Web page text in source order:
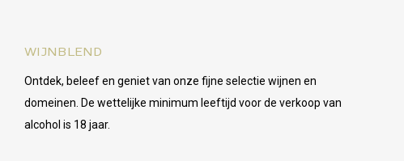
WIJNBLEND
Ontdek, beleef en geniet van onze fijne selectie wijnen en
domeinen. De wettelijke minimum leeftijd voor de verkoop van
alcohol is 18 jaar.